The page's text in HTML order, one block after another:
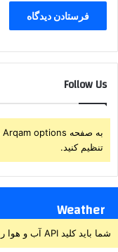
Follow Us
تنظیم کنید.
Weather
شما باید کلید API آب و هوا را در تنظیمات قالب > ادغام تنظیم کنید.